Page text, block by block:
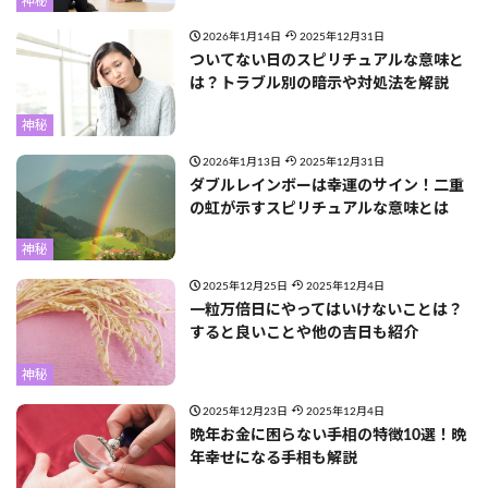
神秘
2026年1月14日 2025年12月31日
ついてない日のスピリチュアルな意味と
は？トラブル別の暗示や対処法を解説
神秘
2026年1月13日 2025年12月31日
ダブルレインボーは幸運のサイン！二重
の虹が示すスピリチュアルな意味とは
神秘
2025年12月25日 2025年12月4日
一粒万倍日にやってはいけないことは？
すると良いことや他の吉日も紹介
2025年12月23日 2025年12月4日
晩年お金に困らない手相の特徴10選！晩
年幸せになる手相も解説